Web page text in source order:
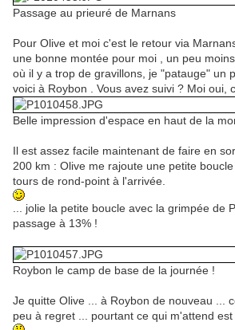
Passage au prieuré de Marnans
Pour Olive et moi c'est le retour via
une bonne montée pour moi , un peu
où il y a trop de gravillons, je "patauge" un
voici à Roybon . Vous avez suivi ? Moi oui,
Belle impression d'espace en haut de la
Il est assez facile maintenant de faire en
200 km : Olive me rajoute une petite
tours de rond-point à l'arrivée.
... jolie la petite boucle avec la grimpée de
passage à 13% !
Roybon le camp de base de la journée !
Je quitte Olive ... à Roybon de nouveau ...
peu à regret ... pourtant ce qui m'attend